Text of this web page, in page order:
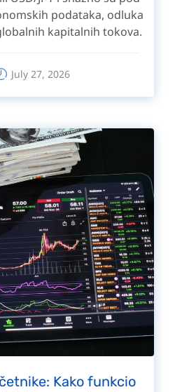
podataka, odluka
kapitalnih tokova.
July 27, 2026
Kako funkcio